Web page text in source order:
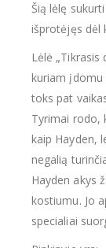
Šią lėlę
išprotėjęs dėl
Lėlė „Tikrasis
kuriam įdomu
toks pat
Tyrimai rodo,
kaip Hayden,
negalią
Hayden akys
kostiumu. Jo
specialiai